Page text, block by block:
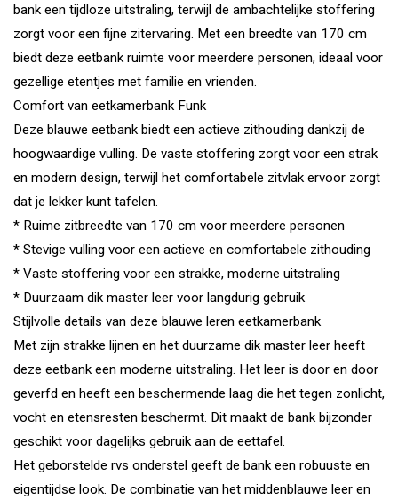
bank een tijdloze uitstraling, terwijl de ambachtelijke stoffering
zorgt voor een fijne zitervaring. Met een breedte van 170 cm
biedt deze eetbank ruimte voor meerdere personen, ideaal voor
gezellige etentjes met familie en vrienden.
Comfort van eetkamerbank Funk
Deze blauwe eetbank biedt een actieve zithouding dankzij de
hoogwaardige vulling. De vaste stoffering zorgt voor een strak
en modern design, terwijl het comfortabele zitvlak ervoor zorgt
dat je lekker kunt tafelen.
* Ruime zitbreedte van 170 cm voor meerdere personen
* Stevige vulling voor een actieve en comfortabele zithouding
* Vaste stoffering voor een strakke, moderne uitstraling
* Duurzaam dik master leer voor langdurig gebruik
Stijlvolle details van deze blauwe leren eetkamerbank
Met zijn strakke lijnen en het duurzame dik master leer heeft
deze eetbank een moderne uitstraling. Het leer is door en door
geverfd en heeft een beschermende laag die het tegen zonlicht,
vocht en etensresten beschermt. Dit maakt de bank bijzonder
geschikt voor dagelijks gebruik aan de eettafel.
Het geborstelde rvs onderstel geeft de bank een robuuste en
eigentijdse look. De combinatie van het middenblauwe leer en